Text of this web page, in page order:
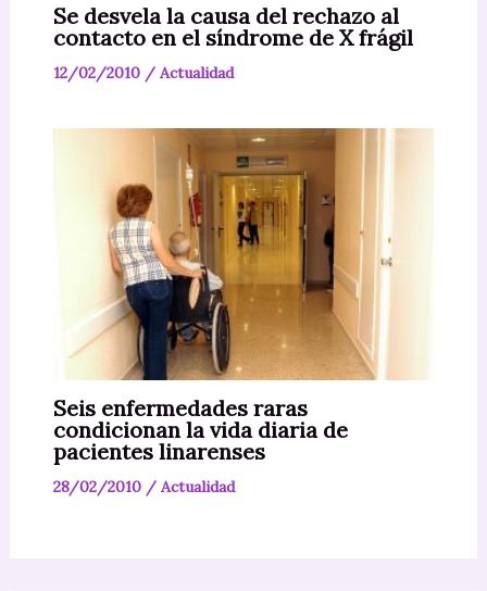
Se desvela la causa del rechazo al
contacto en el síndrome de X frágil
12/02/2010 / Actualidad
Seis enfermedades raras
condicionan la vida diaria de
pacientes linarenses
28/02/2010 / Actualidad